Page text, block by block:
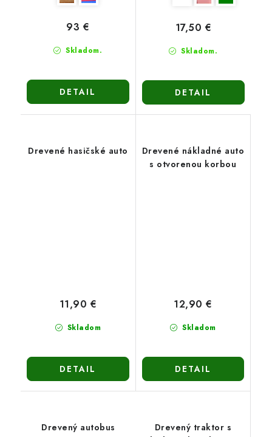
Skladom.
93 €
DETAIL
Skladom.
17,50 €
DETAIL
Drevené hasičské auto
Skladom
11,90 €
DETAIL
Drevené nákladné auto
s otvorenou korbou
Skladom
12,90 €
DETAIL
Drevený autobus
Drevený traktor s